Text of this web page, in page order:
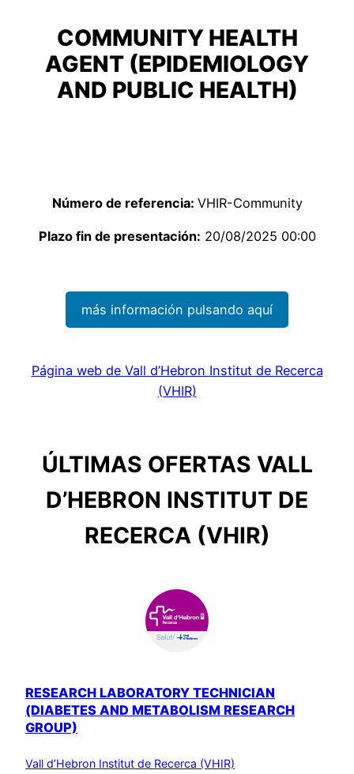
COMMUNITY HEALTH
AGENT (EPIDEMIOLOGY
AND PUBLIC HEALTH)
Número de referencia: VHIR-Community
Plazo fin de presentación: 20/08/2025 00:00
más información pulsando aquí
Página web de Vall d’Hebron Institut de Recerca
(VHIR)
ÚLTIMAS OFERTAS VALL
D’HEBRON INSTITUT DE
RECERCA (VHIR)
RESEARCH LABORATORY TECHNICIAN
(DIABETES AND METABOLISM RESEARCH
GROUP)
Vall d’Hebron Institut de Recerca (VHIR)